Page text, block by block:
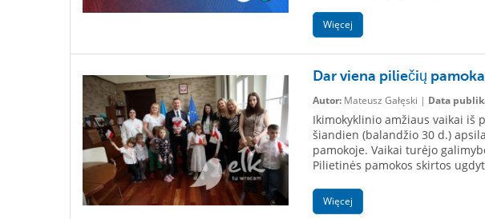
Więcej
Dar viena piliečių pamoka
Autor:Mateusz Gałęski | Data
Ikimokyklinio amžiaus vaikai iš
šiandien (balandžio 30 d.)
pamokoje. Vaikai turėjo
Pilietinės pamokos skirtos
Więcej